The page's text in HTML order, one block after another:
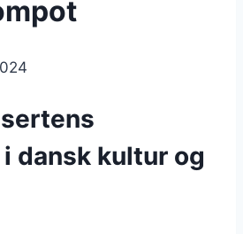
dansk kultur og